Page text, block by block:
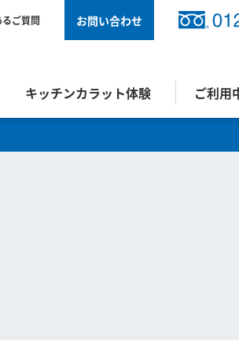
ご質問 お問い合わせ
キッチンカラット体験 ご利用